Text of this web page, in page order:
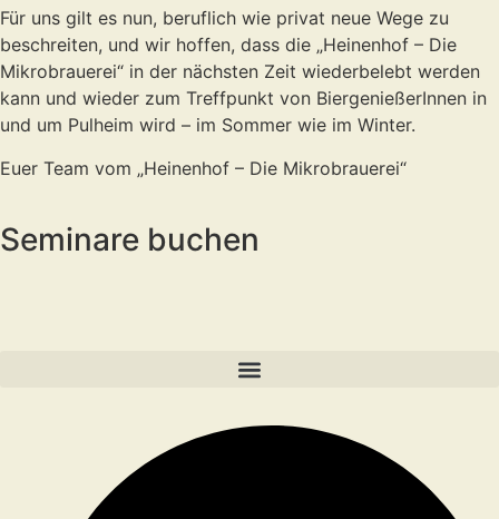
Für uns gilt es nun, beruflich wie privat neue Wege zu
beschreiten, und wir hoffen, dass die „Heinenhof – Die
Mikrobrauerei“ in der nächsten Zeit wiederbelebt werden
kann und wieder zum Treffpunkt von BiergenießerInnen in
und um Pulheim wird – im Sommer wie im Winter.
Euer Team vom „Heinenhof – Die Mikrobrauerei“
Seminare buchen